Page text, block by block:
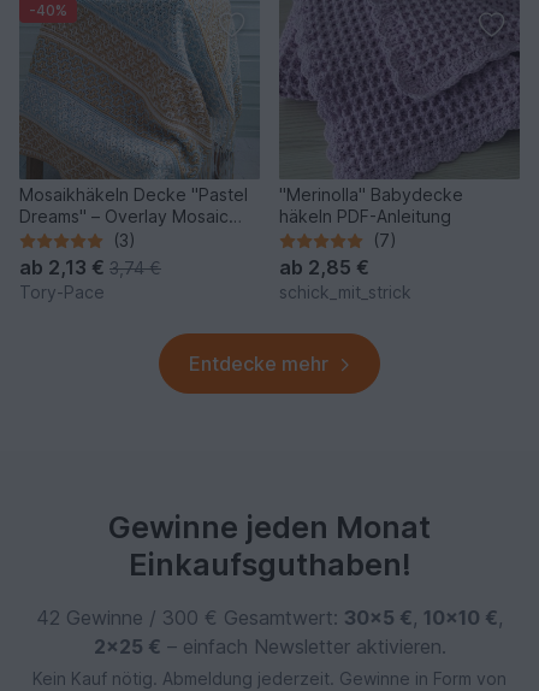
-40%
Mosaikhäkeln Decke "Pastel
Dreams" – Overlay Mosaic
Häkelanleitung
(3)
ab 2,13 € 3,74 €
Tory-Pace
"Merinolla" Babydecke
häkeln PDF-Anleitung
(7)
ab 2,85 €
schick_mit_strick
Entdecke mehr
Gewinne jeden Monat
Einkaufsguthaben!
42 Gewinne / 300 € Gesamtwert: 30×5 €, 10×10 €,
2×25 € – einfach Newsletter aktivieren.
Kein Kauf nötig. Abmeldung jederzeit. Gewinne in Form von